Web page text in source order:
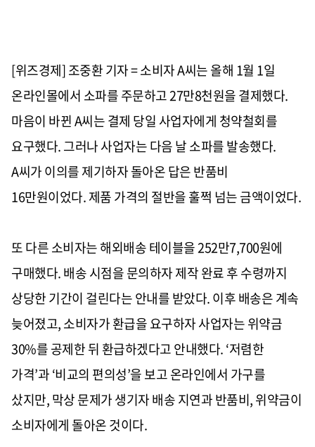
[위즈경제] 조중환 기자 = 소비자 A씨는 올해 1월 1일
온라인몰에서 소파를 주문하고 27만8천원을 결제했다.
마음이 바뀐 A씨는 결제 당일 사업자에게 청약철회를
요구했다. 그러나 사업자는 다음 날 소파를 발송했다.
A씨가 이의를 제기하자 돌아온 답은 반품비
16만원이었다. 제품 가격의 절반을 훌쩍 넘는 금액이었다.
또 다른 소비자는 해외배송 테이블을 252만7,700원에
구매했다. 배송 시점을 문의하자 제작 완료 후 수령까지
상당한 기간이 걸린다는 안내를 받았다. 이후 배송은 계속
늦어졌고, 소비자가 환급을 요구하자 사업자는 위약금
30%를 공제한 뒤 환급하겠다고 안내했다. ‘저렴한
가격’과 ‘비교의 편의성’을 보고 온라인에서 가구를
샀지만, 막상 문제가 생기자 배송 지연과 반품비, 위약금이
소비자에게 돌아온 것이다.